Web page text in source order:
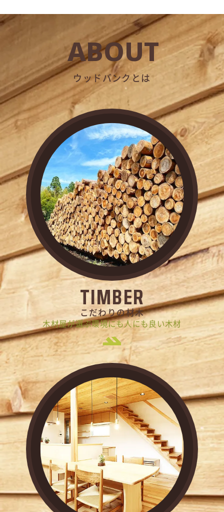
ABOUT
ウッドバンクとは
TIMBER
こだわりの材木
木材屋が選ぶ環境にも人にも良い木材